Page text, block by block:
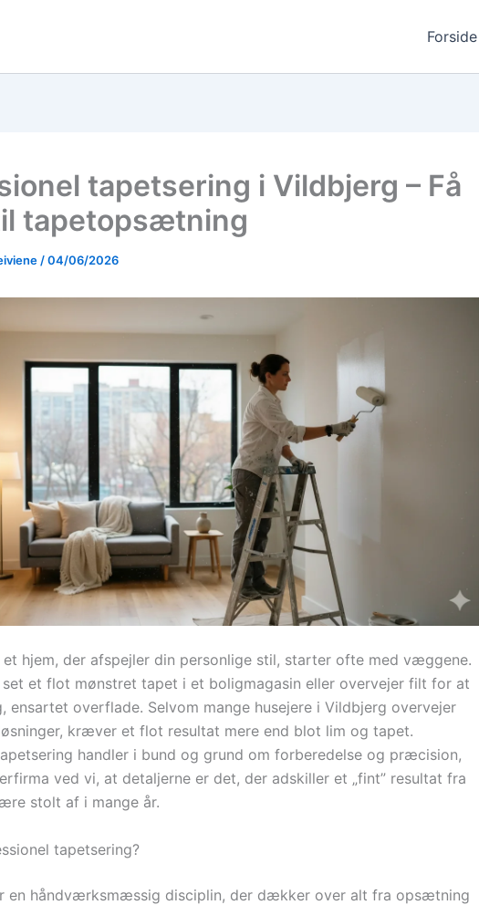
Forside
tapetsering i Vildbjerg – Få
tapetopsætning
/04/06/2026
et hjem, der afspejler din personlige stil, starter ofte med væggene.
set et flot mønstret tapet i et boligmagasin eller overvejer filt for at
ensartet overflade. Selvom mange husejere i Vildbjerg overvejer
kræver et flot resultat mere end blot lim og tapet.
handler i bund og grund om forberedelse og præcision,
ved vi, at detaljerne er det, der adskiller et „fint” resultat fra
stolt af i mange år.
tapetsering?
en håndværksmæssig disciplin, der dækker over alt fra opsætning